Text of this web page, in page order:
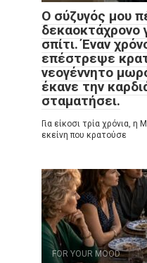
Ο σύζυγός μου
δεκαοκτάχρονο
σπίτι. Έναν
επέστρεψε
νεογέννητο
έκανε την
σταματήσει.
Για είκοσι τρία χρόνια,
εκείνη που κρατούσε
FOR YOUR MOOD